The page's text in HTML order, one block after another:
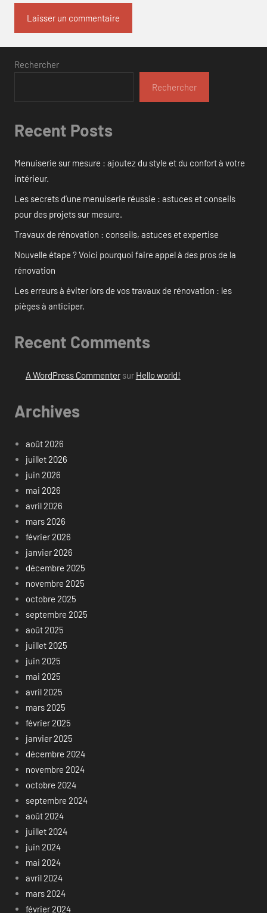
Rechercher
Rechercher
Recent Posts
Menuiserie sur mesure : ajoutez du style et du confort à votre
intérieur.
Les secrets d’une menuiserie réussie : astuces et conseils
pour des projets sur mesure.
Travaux de rénovation : conseils, astuces et expertise
Nouvelle étape ? Voici pourquoi faire appel à des pros de la
rénovation
Les erreurs à éviter lors de vos travaux de rénovation : les
pièges à anticiper.
Recent Comments
A WordPress Commentersur Hello world!
Archives
août 2026
juillet 2026
juin 2026
mai 2026
avril 2026
mars 2026
février 2026
janvier 2026
décembre 2025
novembre 2025
octobre 2025
septembre 2025
août 2025
juillet 2025
juin 2025
mai 2025
avril 2025
mars 2025
février 2025
janvier 2025
décembre 2024
novembre 2024
octobre 2024
septembre 2024
août 2024
juillet 2024
juin 2024
mai 2024
avril 2024
mars 2024
février 2024